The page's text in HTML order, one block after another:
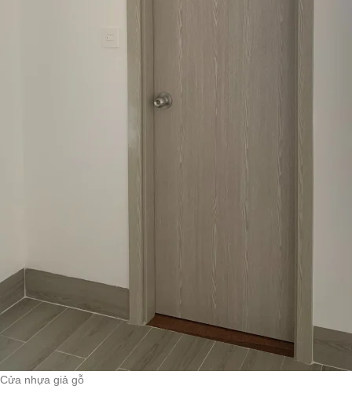
Cửa nhựa giả gỗ